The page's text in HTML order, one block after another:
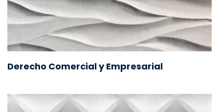
Derecho Comercial y Empresarial